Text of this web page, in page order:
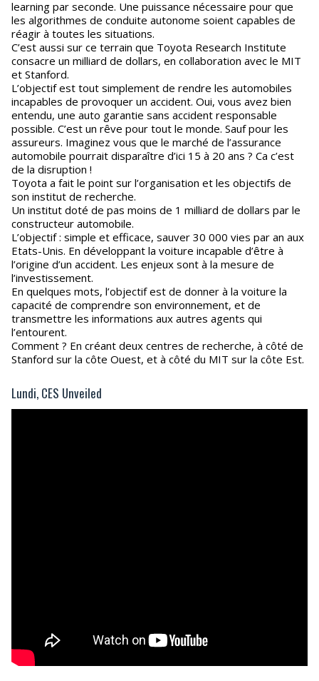
learning par seconde. Une puissance nécessaire pour que
les algorithmes de conduite autonome soient capables de
réagir à toutes les situations.
C’est aussi sur ce terrain que Toyota Research Institute
consacre un milliard de dollars, en collaboration avec le MIT
et Stanford.
L’objectif est tout simplement de rendre les automobiles
incapables de provoquer un accident. Oui, vous avez bien
entendu, une auto garantie sans accident responsable
possible. C’est un rêve pour tout le monde. Sauf pour les
assureurs. Imaginez vous que le marché de l’assurance
automobile pourrait disparaître d’ici 15 à 20 ans ? Ca c’est
de la disruption !
Toyota a fait le point sur l’organisation et les objectifs de
son institut de recherche.
Un institut doté de pas moins de 1 milliard de dollars par le
constructeur automobile.
L’objectif : simple et efficace, sauver 30 000 vies par an aux
Etats-Unis. En développant la voiture incapable d’être à
l’origine d’un accident. Les enjeux sont à la mesure de
l’investissement.
En quelques mots, l’objectif est de donner à la voiture la
capacité de comprendre son environnement, et de
transmettre les informations aux autres agents qui
l’entourent.
Comment ? En créant deux centres de recherche, à côté de
Stanford sur la côte Ouest, et à côté du MIT sur la côte Est.
Lundi, CES Unveiled